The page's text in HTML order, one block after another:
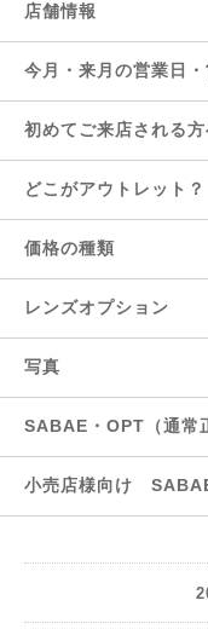
店舗情報
今月・来月の営業日・
初めてご来店される方
どこがアウトレット？
価格の種類
レンズオプション
写真
SABAE・OPT（通常
小売店様向け